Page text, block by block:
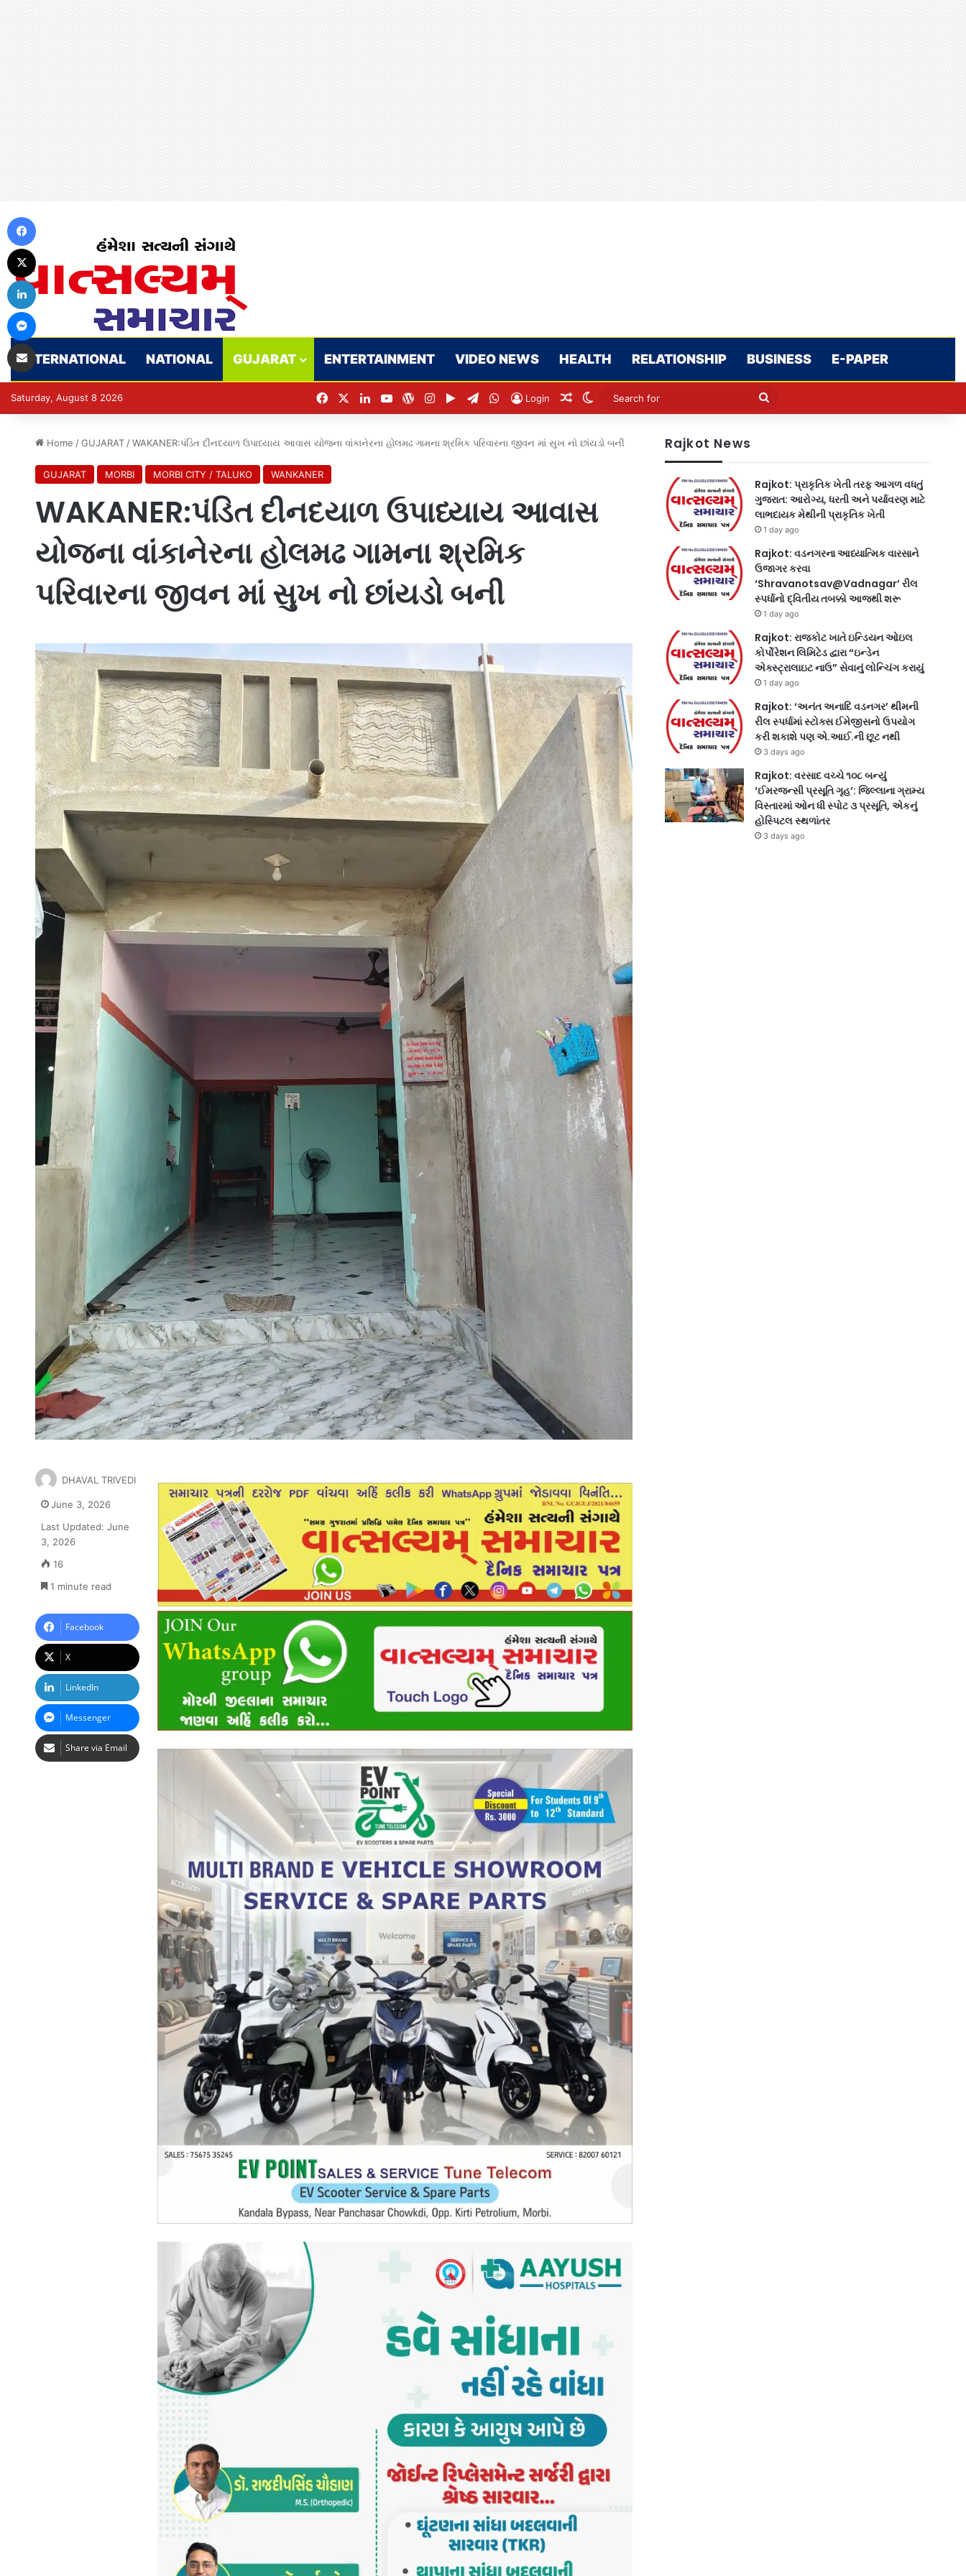
INTERNATIONAL NATIONAL GUJARAT ENTERTAINMENT VIDEO NEWS HEALTH RELATIONSHIP BUSINESS E-PAPER
Saturday, August 8 2026 FacebookLinkedInYouTubeWordPress
Instagram
Google Play
Telegram
WhatsApp
Login Random Article
Switch skin
Search
Home / GUJARAT / WAKANER:પંડિત દીનદયાળ ઉપાધ્યાય આવાસ યોજના વાંકાનેરના હોલમઢ ગામના શ્રમિક પરિવારના જીવન માં સુખ નો છાંયડો બની
GUJARAT MORBI MORBI CITY / TALUKO WANKANER
WAKANER:પંડિત દીનદયાળ ઉપાધ્યાય આવાસ
યોજના વાંકાનેરના હોલમઢ ગામના શ્રમિક
પરિવારના જીવન માં સુખ નો છાંયડો બની
DHAVAL TRIVEDI
June 3, 2026
Last Updated: June
3, 2026
16
1 minute read
Facebook
X
LinkedIn
Messenger
Share via Email
Rajkot News
Rajkot: પ્રાકૃતિક ખેતી તરફ આગળ વધતું
ગુજરાત: આરોગ્ય, ધરતી અને પર્યાવરણ માટે
લાભદાયક મેથીની પ્રાકૃતિક ખેતી
1 day ago
Rajkot: વડનગરના આધ્યાત્મિક વારસાને
ઉજાગર કરવા
‘Shravanotsav@Vadnagar’ રીલ
સ્પર્ધાનો દ્વિતીય તબક્કો આજથી શરૂ
1 day ago
Rajkot: રાજકોટ ખાતે ઇન્ડિયન ઓઇલ
કોર્પોરેશન લિમિટેડ દ્વારા “ઇન્ડેન
એક્સ્ટ્રાલાઇટ નાઉ” સેવાનું લોન્ચિંગ કરાયું
1 day ago
Rajkot: ‘અનંત અનાદિ વડનગર’ થીમની
રીલ સ્પર્ધામાં સ્ટોક્સ ઈમેજીસનો ઉપયોગ
કરી શકાશે પણ એ.આઈ.ની છૂટ નથી
3 days ago
Rajkot: વરસાદ વચ્ચે ૧૦૮ બન્યું
‘ઈમરજન્સી પ્રસૂતિ ગૃહ’: જિલ્લાના ગ્રામ્ય
વિસ્તારમાં ઓન ધી સ્પોટ ૩ પ્રસૂતિ, એકનું
હોસ્પિટલ સ્થળાંતર
3 days ago
LinkedIn